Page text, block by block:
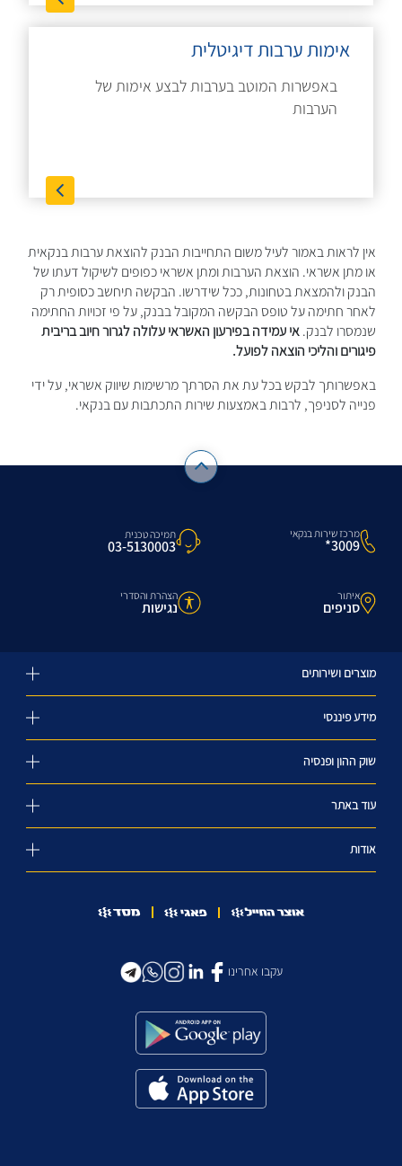
אימות ערבות דיגיטלית
באפשרות המוטב בערבות לבצע אימות של
הערבות
אין לראות באמור לעיל משום התחייבות הבנק להוצאת ערבות בנקאית
או מתן אשראי. הוצאת הערבות ומתן אשראי כפופים לשיקול דעתו של
הבנק ולהמצאת בטחונות, ככל שידרשו. הבקשה תיחשב כסופית רק
לאחר חתימה על טופס הבקשה המקובל בבנק, על פי זכויות החתימה
שנמסרו לבנק.אי עמידה בפירעון האשראי עלולה לגרור חיוב בריבית
פיגורים והליכי הוצאה לפועל.
באפשרותך לבקש בכל עת את הסרתך מרשימות שיווק אשראי, על ידי
פנייה לסניפך, לרבות באמצעות שירות התכתבות עם בנקאי.
מרכז שירות בנקאי
3009*
תמיכה טכנית
03-5130003
איתור
סניפים
הצהרת והסדרי
נגישות
מוצרים ושירותים
מידע פיננסי
שוק ההון ופנסיה
עוד באתר
אודות
עקבו אחרינו